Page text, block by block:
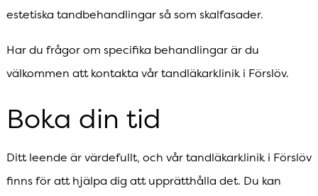
estetiska tandbehandlingar så som skalfasader.
Har du frågor om specifika behandlingar är du
välkommen att kontakta vår tandläkarklinik i Förslöv.
Boka din tid
Ditt leende är värdefullt, och vår tandläkarklinik i Förslöv
finns för att hjälpa dig att upprätthålla det. Du kan